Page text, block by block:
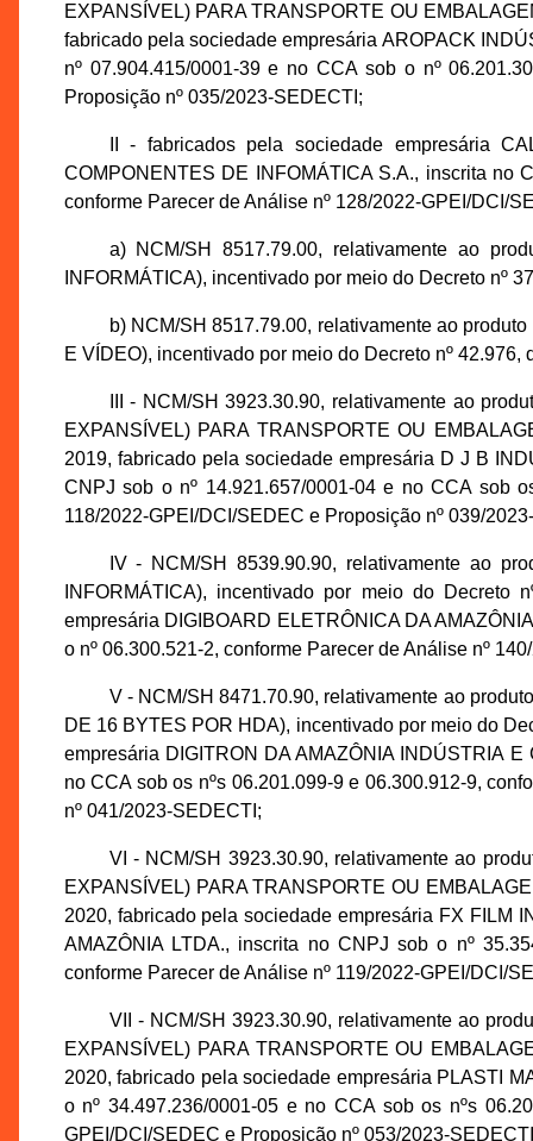
EXPANSÍVEL) PARA TRANSPORTE OU
fabricado pela sociedade empresária AROPACK
nº 07.904.415/0001-39 e no CCA sob o nº
Proposição nº 035/2023-SEDECTI;
II - fabricados pela sociedade empresária
COMPONENTES DE INFOMÁTICA S.A., inscrita no
conforme Parecer de Análise nº 128/2022-GPEI/DCI/
a) NCM/SH 8517.79.00, relativamente ao
INFORMÁTICA), incentivado por meio do Decreto nº
b) NCM/SH 8517.79.00, relativamente ao
E VÍDEO), incentivado por meio do Decreto nº 42.976,
III - NCM/SH 3923.30.90, relativamente ao
EXPANSÍVEL) PARA TRANSPORTE OU
2019, fabricado pela sociedade empresária D J B
CNPJ sob o nº 14.921.657/0001-04 e no CCA sob
118/2022-GPEI/DCI/SEDEC e Proposição nº 039/
IV - NCM/SH 8539.90.90, relativamente ao
INFORMÁTICA), incentivado por meio do
empresária DIGIBOARD ELETRÔNICA DA
o nº 06.300.521-2, conforme Parecer de Análise nº
V - NCM/SH 8471.70.90, relativamente ao
DE 16 BYTES POR HDA), incentivado por meio do
empresária DIGITRON DA AMAZÔNIA INDÚSTRIA
no CCA sob os nºs 06.201.099-9 e 06.300.912-9,
nº 041/2023-SEDECTI;
VI - NCM/SH 3923.30.90, relativamente ao
EXPANSÍVEL) PARA TRANSPORTE OU
2020, fabricado pela sociedade empresária FX FILM
AMAZÔNIA LTDA., inscrita no CNPJ sob o nº
conforme Parecer de Análise nº 119/2022-GPEI/DCI/
VII - NCM/SH 3923.30.90, relativamente ao
EXPANSÍVEL) PARA TRANSPORTE OU
2020, fabricado pela sociedade empresária PLASTI
o nº 34.497.236/0001-05 e no CCA sob os nºs
GPEI/DCI/SEDEC e Proposição nº 053/2023-